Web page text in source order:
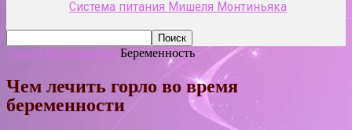
Система питания Мишеля Монтиньяка
Домой Материнство Беременность
Чем лечить горло во время
беременности